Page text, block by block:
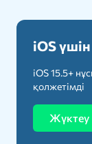
iOS үшін
iOS 15.5+
қолжетімді
Жүктеу